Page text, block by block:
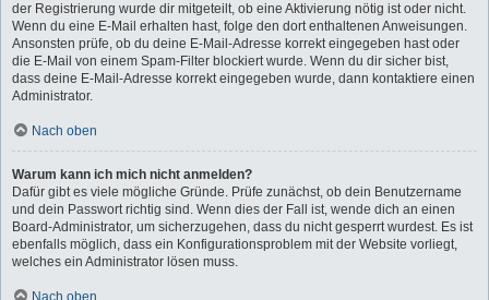
der Registrierung wurde dir mitgeteilt, ob eine Aktivierung nötig ist oder nicht.
Wenn du eine E-Mail erhalten hast, folge den dort enthaltenen Anweisungen.
Ansonsten prüfe, ob du deine E-Mail-Adresse korrekt eingegeben hast oder
die E-Mail von einem Spam-Filter blockiert wurde. Wenn du dir sicher bist,
dass deine E-Mail-Adresse korrekt eingegeben wurde, dann kontaktiere einen
Administrator.
Nach oben
Warum kann ich mich nicht anmelden?
Dafür gibt es viele mögliche Gründe. Prüfe zunächst, ob dein Benutzername
und dein Passwort richtig sind. Wenn dies der Fall ist, wende dich an einen
Board-Administrator, um sicherzugehen, dass du nicht gesperrt wurdest. Es ist
ebenfalls möglich, dass ein Konfigurationsproblem mit der Website vorliegt,
welches ein Administrator lösen muss.
Nach oben